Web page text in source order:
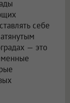
себе
— это